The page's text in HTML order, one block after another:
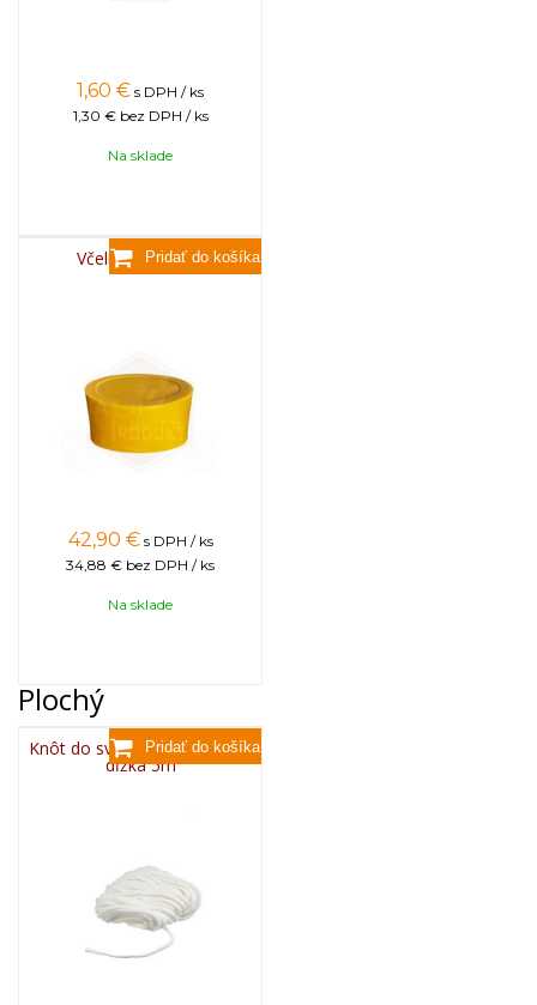
1,60 € s DPH / ks
1,30 € bez DPH / ks
Na sklade
Včelí vosk, 3,5kg
42,90 € s DPH / ks
34,88 € bez DPH / ks
Na sklade
Plochý
Knôt do sviečky plochý 3x13,
dĺžka 5m